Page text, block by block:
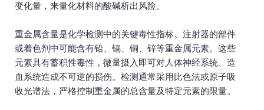
变化量，来量化材料的酸碱析出风险。
重金属含量是化学检测中的关键毒性指标。注射器的部件
或着色剂中可能含有铅、镉、铜、锌等重金属元素。这些
元素具有蓄积性毒性，微量摄入即可对人体神经系统、造
血系统造成不可逆的损伤。检测通常采用比色法或原子吸
收光谱法，严格控制重金属的总含量及特定元素的限量。